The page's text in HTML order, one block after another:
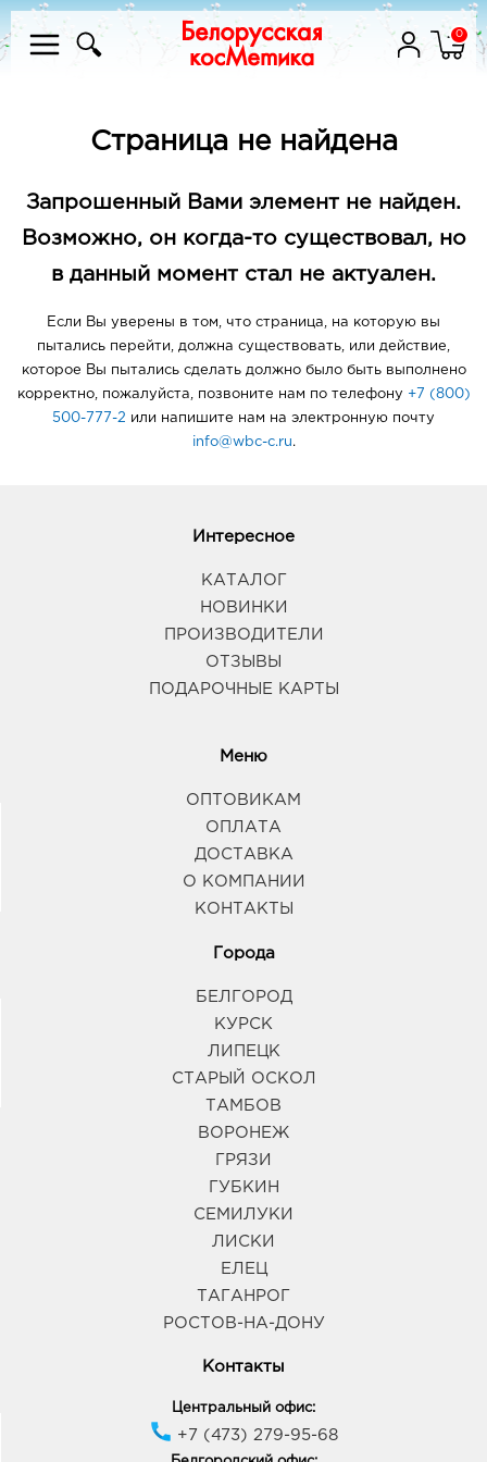
0
Страница не найдена
Запрошенный Вами элемент не найден.
Возможно, он когда-то существовал, но
в данный момент стал не актуален.
Если Вы уверены в том, что страница, на которую вы
пытались перейти, должна существовать, или действие,
которое Вы пытались сделать должно было быть выполнено
корректно, пожалуйста, позвоните нам по телефону +7 (800)
500-777-2 или напишите нам на электронную почту
info@wbc-c.ru.
Интересное
КАТАЛОГ
НОВИНКИ
ПРОИЗВОДИТЕЛИ
ОТЗЫВЫ
ПОДАРОЧНЫЕ КАРТЫ
Меню
ОПТОВИКАМ
ОПЛАТА
ДОСТАВКА
О КОМПАНИИ
КОНТАКТЫ
Города
БЕЛГОРОД
КУРСК
ЛИПЕЦК
СТАРЫЙ ОСКОЛ
ТАМБОВ
ВОРОНЕЖ
ГРЯЗИ
ГУБКИН
СЕМИЛУКИ
ЛИСКИ
ЕЛЕЦ
ТАГАНРОГ
РОСТОВ-НА-ДОНУ
Контакты
Центральный офис:
+7 (473) 279-95-68